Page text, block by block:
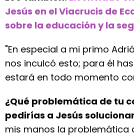
Jesús en el Viacrucis de
sobre la educación y la
"En especial a mi primo
nos inculcó esto; para él
estará en todo momento
¿Qué problemática de tu
pedirías a Jesús
mis manos la problemática